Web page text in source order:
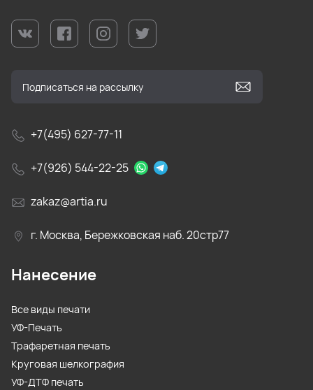
+7(495) 627-77-11
+7(926) 544-22-25
zakaz@artia.ru
г. Москва, Бережковская наб. 20стр77
Нанесение
Все виды печати
УФ-Печать
Трафаретная печать
Круговая шелкография
УФ-ДТФ печать